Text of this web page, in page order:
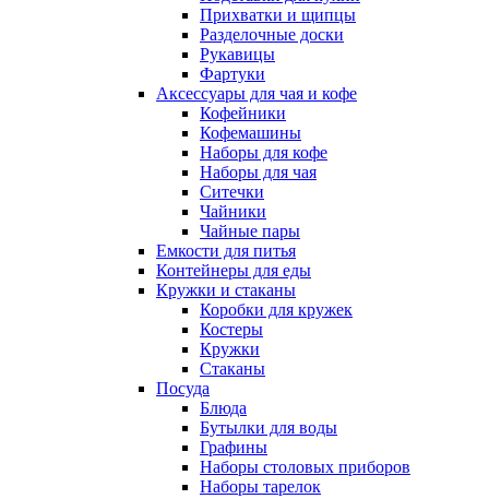
Прихватки и щипцы
Разделочные доски
Рукавицы
Фартуки
Аксессуары для чая и кофе
Кофейники
Кофемашины
Наборы для кофе
Наборы для чая
Ситечки
Чайники
Чайные пары
Емкости для питья
Контейнеры для еды
Кружки и стаканы
Коробки для кружек
Костеры
Кружки
Стаканы
Посуда
Блюда
Бутылки для воды
Графины
Наборы столовых приборов
Наборы тарелок